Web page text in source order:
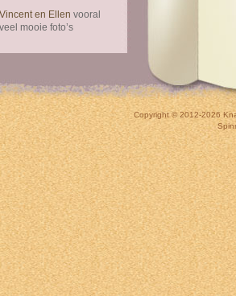
Vincent en Ellen vooral
veel mooie foto’s
Copyright © 2012-2026